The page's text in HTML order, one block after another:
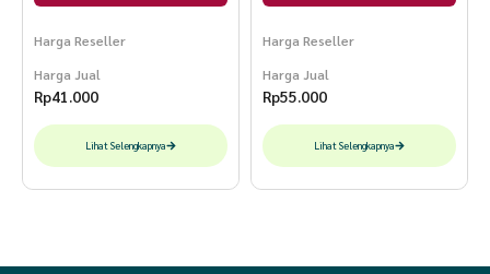
Harga Reseller
Harga Jual
Rp41.000
Lihat Selengkapnya
Harga Reseller
Harga Jual
Rp55.000
Lihat Selengkapnya